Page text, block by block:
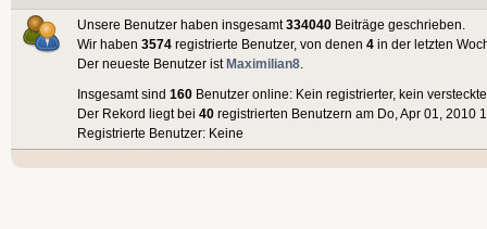
Unsere Benutzer haben insgesamt334040 Beiträge geschrieben.
Wir haben 3574 registrierte Benutzer, von denen 4 in der letzten
Der neueste Benutzer istMaximilian8
Insgesamt sind 160 Benutzer online: Kein registrierter, kein
Der Rekord liegt bei 40 registrierten Benutzern am Do, Apr 01, 2010
Registrierte Benutzer: Keine